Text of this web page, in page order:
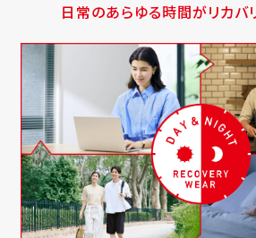
日常のあらゆる時間がリカバ